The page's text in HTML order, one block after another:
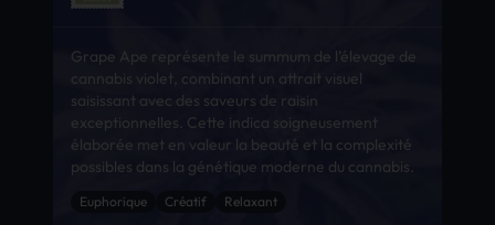
Grape Ape représente le summum de l’élevage de
cannabis violet, combinant un attrait visuel
saisissant avec des saveurs de raisin
exceptionnelles. Cette indica soigneusement
élaborée met en valeur la beauté et la complexité
possibles dans la génétique moderne du cannabis.
Euphorique Créatif Relaxant